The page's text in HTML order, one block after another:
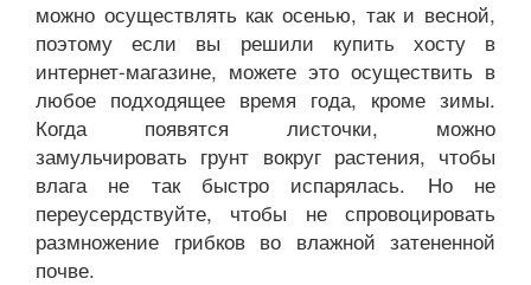
можно осуществлять как осенью, так и весной,
поэтому если вы решили купить хосту в
интернет-магазине, можете это осуществить в
любое подходящее время года, кроме зимы.
Когда появятся листочки, можно
замульчировать грунт вокруг растения, чтобы
влага не так быстро испарялась. Но не
переусердствуйте, чтобы не спровоцировать
размножение грибков во влажной затененной
почве.